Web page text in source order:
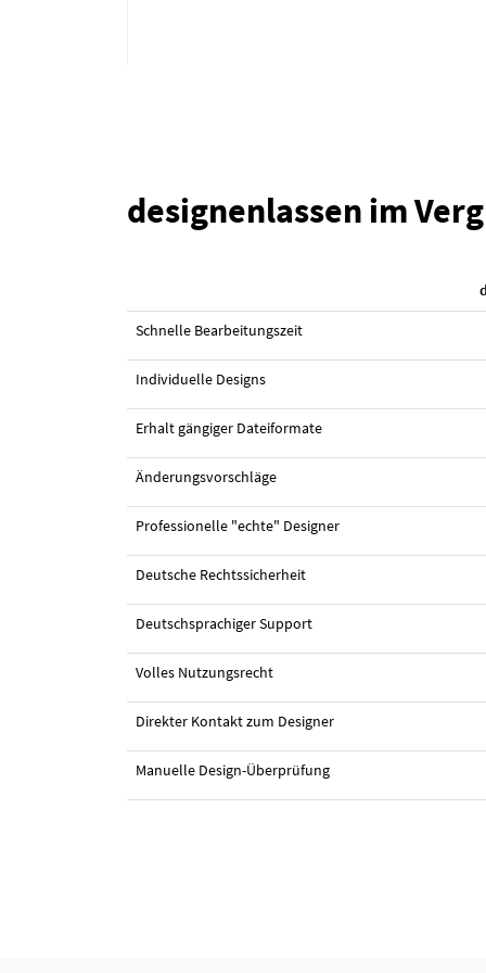
#30 Webdesign von
designenlassen im
Schnelle Bearbeitungszeit
Individuelle Designs
Erhalt gängiger Dateiformate
Änderungsvorschläge
Professionelle "echte" Designer
Deutsche Rechtssicherheit
Deutschsprachiger Support
Volles Nutzungsrecht
Direkter Kontakt zum Designer
Manuelle Design-Überprüfung